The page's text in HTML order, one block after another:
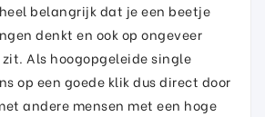
belangrijk dat je een beetje
denkt en ook op ongeveer
Als hoogopgeleide single
op een goede klik dus direct door
andere mensen met een hoge